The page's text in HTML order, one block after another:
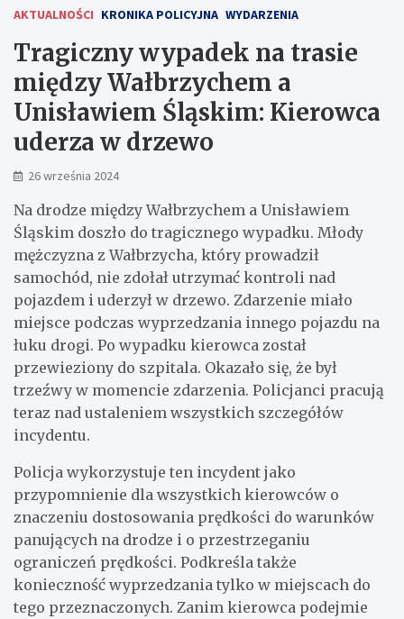
AKTUALNOŚCI KRONIKA POLICYJNA WYDARZENIA
Tragiczny wypadek na trasie
między Wałbrzychem a
Unisławiem Śląskim: Kierowca
uderza w drzewo
26 września 2024
Na drodze między Wałbrzychem a Unisławiem
Śląskim doszło do tragicznego wypadku. Młody
mężczyzna z Wałbrzycha, który prowadził
samochód, nie zdołał utrzymać kontroli nad
pojazdem i uderzył w drzewo. Zdarzenie miało
miejsce podczas wyprzedzania innego pojazdu na
łuku drogi. Po wypadku kierowca został
przewieziony do szpitala. Okazało się, że był
trzeźwy w momencie zdarzenia. Policjanci pracują
teraz nad ustaleniem wszystkich szczegółów
incydentu.
Policja wykorzystuje ten incydent jako
przypomnienie dla wszystkich kierowców o
znaczeniu dostosowania prędkości do warunków
panujących na drodze i o przestrzeganiu
ograniczeń prędkości. Podkreśla także
konieczność wyprzedzania tylko w miejscach do
tego przeznaczonych. Zanim kierowca podejmie